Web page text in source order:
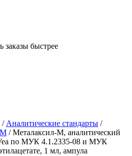
заказы быстрее
/ Аналитические стандарты /
М / Металаксил-М, аналитический
по МУК 4.1.2335-08 и МУК
1 мл, ампула